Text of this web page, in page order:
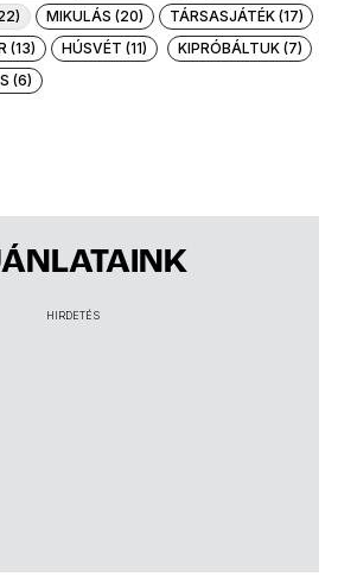
MIKULÁS (20)
TÁRSASJÁTÉK (17)
(13) HÚSVÉT (11)
KIPRÓBÁLTUK (7)
(6)
HIRDETÉS